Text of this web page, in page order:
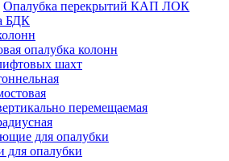
Опалубка перекрытий КАП ЛОК
БДК
опалубка колонн
шахт
перемещаемая
для опалубки
для опалубки